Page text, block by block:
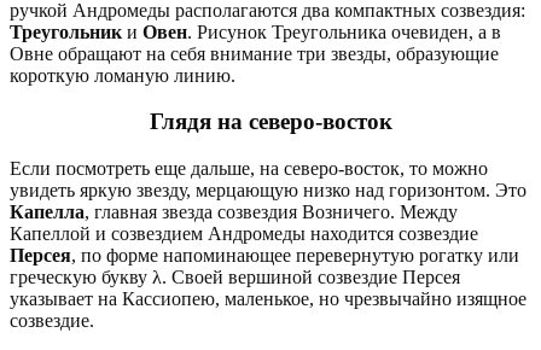
ручкой Андромеды располагаются два компактных созвездия:
Треугольник и Овен. Рисунок Треугольника очевиден, а в
Овне обращают на себя внимание три звезды, образующие
короткую ломаную линию.
Глядя на северо-восток
Если посмотреть еще дальше, на северо-восток, то можно
увидеть яркую звезду, мерцающую низко над горизонтом. Это
Капелла, главная звезда созвездия Возничего. Между
Капеллой и созвездием Андромеды находится созвездие
Персея, по форме напоминающее перевернутую рогатку или
греческую букву λ. Своей вершиной созвездие Персея
указывает на Кассиопею, маленькое, но чрезвычайно изящное
созвездие.